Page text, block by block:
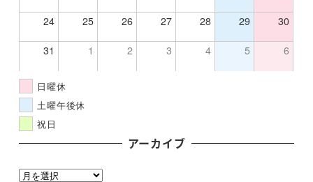
24 25 26 27 28 29 30
31 1 2 3 4 5 6
日曜休
土曜午後休
祝日
アーカイブ
ア